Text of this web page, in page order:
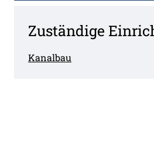
Zuständige
Kanalbau